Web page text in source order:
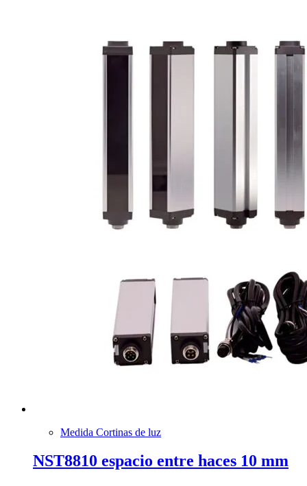
Medida Cortinas de luz
NST8810 espacio entre haces 10 mm